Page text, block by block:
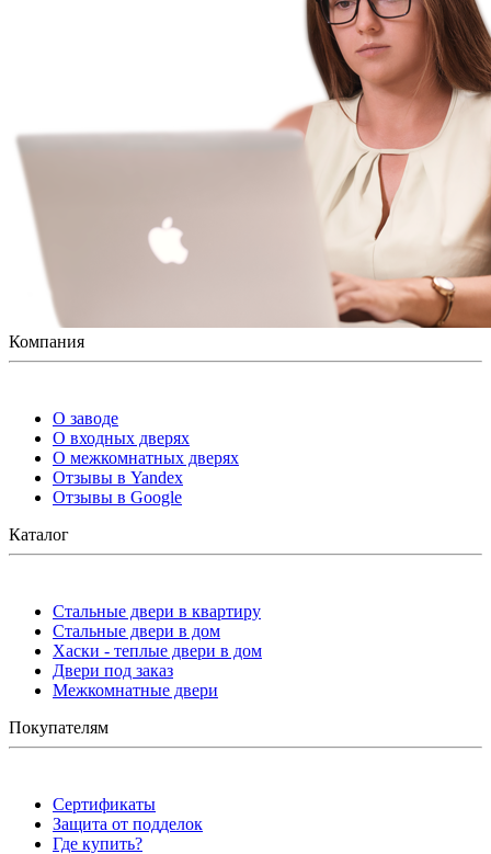
Компания
О заводе
О входных дверях
О межкомнатных дверях
Отзывы в Yandex
Отзывы в Google
Каталог
Стальные двери в квартиру
Стальные двери в дом
Хаски - теплые двери в дом
Двери под заказ
Межкомнатные двери
Покупателям
Сертификаты
Защита от подделок
Где купить?